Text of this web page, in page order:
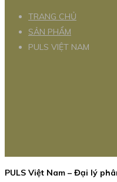
TRANG CHỦ
SẢN PHẨM
PULS VIỆT NAM
PULS Việt Nam – Đại lý